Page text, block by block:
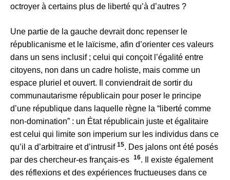
octroyer à certains plus de liberté qu’à d’autres ?
Une partie de la gauche devrait donc repenser le
républicanisme et le laïcisme, afin d’orienter ces valeurs
dans un sens inclusif ; celui qui conçoit l’égalité entre
citoyens, non dans un cadre holiste, mais comme un
espace pluriel et ouvert. Il conviendrait de sortir du
communautarisme républicain pour poser le principe
d’une république dans laquelle règne la “liberté comme
non-domination” : un État républicain juste et égalitaire
est celui qui limite son imperium sur les individus dans ce
qu’il a d’arbitraire et d’intrusif 15. Des jalons ont été posés
par des chercheur-es français-es 16. Il existe également
des réflexions et des expériences fructueuses dans ce